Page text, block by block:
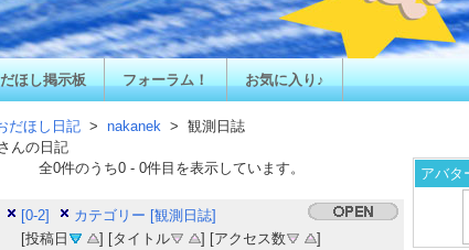
ほし掲示板 フォーラム！ お気に入り♪
だほし日記 > nakanek > 観測日誌
んの日記
全0件のうち0- 0件目を表示しています。
[0-2]
カテゴリー [観測日誌]
[投稿日
] [タイトル ] [アクセス数
]
アバタ